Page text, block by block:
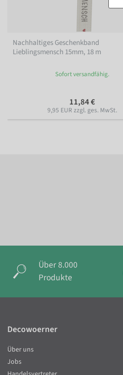
Nachhaltiges Geschenkband
Lieblingsmensch 15mm, 18 m
Sofort versandfähig.
11,84 €
9,95 EUR zzgl. ges. MwSt.
Über 8.000
Produkte
Decowoerner
Über uns
Jobs